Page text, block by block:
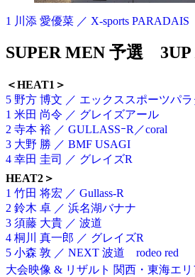
1 川添 愛優菜 ／ X-sports PARADAIS
SUPER MEN 予選 3UP
＜HEAT1＞
5 野方 博文 ／ エックススポーツパラ
1 米田 尚令 ／ グレイズアール
2 寺本 裕 ／ GULLASSｰR／coral
3 大野 勝 ／ BMF USAGI
4 幸田 圭司 ／ グレイズR
HEAT2＞
1 竹田 将宏 ／ Gullass-R
2 鈴木 卓 ／ 浜名湖バナナ
3 須藤 大貴 ／ 波道
4 桐川 真一郎 ／ グレイズR
5 小森 敦 ／ NEXT 波道 rodeo red
大会映像 & リザルト 関西・東海エリ